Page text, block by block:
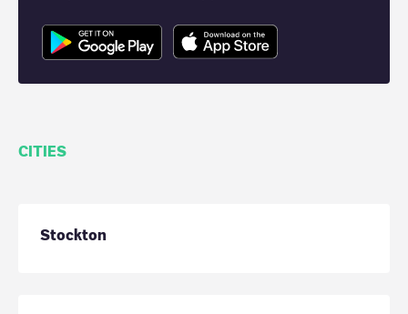
CITIES
Stockton